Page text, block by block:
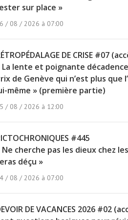
sur place »
/ 08 / 2026 à 07:00
DE CRISE #07
La lente et poignante décadence
de Genève qui n’est plus que
même » (première partie)
/ 08 / 2026 à 12:00
#445
Ne cherche pas les dieux chez
déçu »
/ 08 / 2026 à 07:00
DE VACANCES 2026 #02